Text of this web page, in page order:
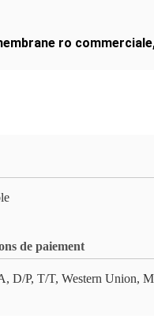
ro commerciale
de paiement
D/P, T/T, Western Union,